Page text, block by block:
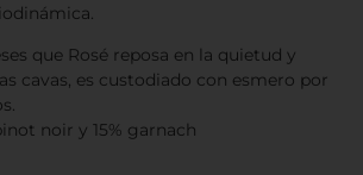
que Rosé reposa en la quietud y
cavas, es custodiado con esmero por
noir y 15% garnach